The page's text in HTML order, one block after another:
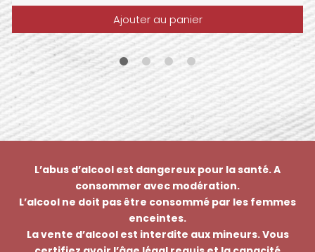
Ajouter au panier
L’abus d’alcool est dangereux pour la santé. A
consommer avec modération.
L’alcool ne doit pas être consommé par les femmes
enceintes.
La vente d’alcool est interdite aux mineurs. Vous